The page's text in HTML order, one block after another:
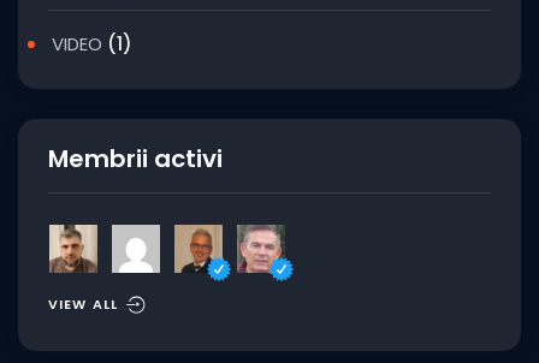
VIDEO (1)
Membrii activi
VIEW ALL